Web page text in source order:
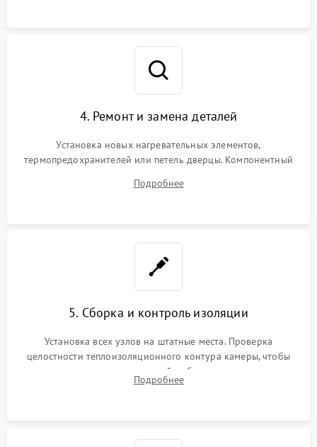
4. Ремонт и замена деталей
Установка новых нагревательных элементов,
термопредохранителей или петель дверцы. Компонентный
выгоревших реле, восстановление контактов и замена
Подробнее
5. Сборка и контроль изоляции
Установка всех узлов на штатные места. Проверка
целостности теплоизоляционного контура камеры, чтобы
исключить перегрев кухонной мебели и потерю тепла.
Надежная фиксация клемм и сборка корпуса шкафа.
Подробнее